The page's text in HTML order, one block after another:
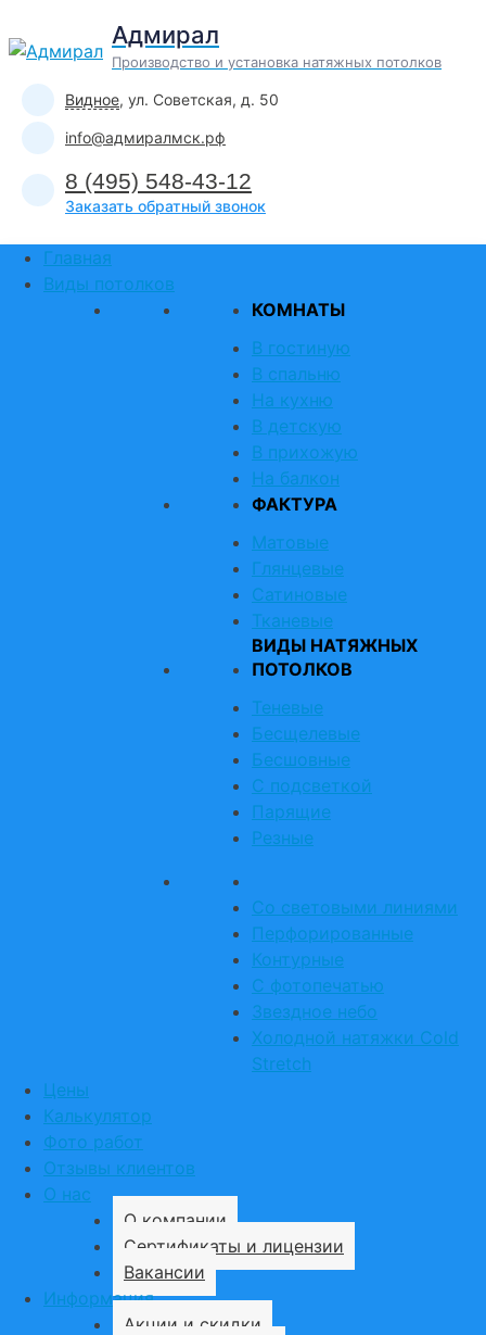
to
content
Адмирал
Производство и установка натяжных потолков
Видное, ул. Советская, д. 50
info@адмиралмск.рф
8 (495) 548-43-12
Заказать обратный звонок
Главная
Виды потолков
КОМНАТЫ
В гостиную
В спальню
На кухню
В детскую
В прихожую
На балкон
ФАКТУРА
Матовые
Глянцевые
Сатиновые
Тканевые
ВИДЫ НАТЯЖНЫХ
ПОТОЛКОВ
Теневые
Бесщелевые
Бесшовные
С подсветкой
Парящие
Резные
Со световыми линиями
Перфорированные
Контурные
С фотопечатью
Звездное небо
Холодной натяжки Cold
Stretch
Цены
Калькулятор
Фото работ
Отзывы клиентов
О нас
О компании
Сертификаты и лицензии
Вакансии
Информация
Акции и скидки